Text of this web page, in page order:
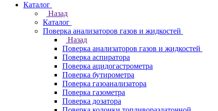
Каталог
Назад
Каталог
Поверка анализаторов газов и жидкостей
Назад
Поверка анализаторов газов и жидкостей
Поверка аспиратора
Поверка ацидогастрометра
Поверка бутирометра
Поверка газоанализатора
Поверка газометра
Поверка дозатора